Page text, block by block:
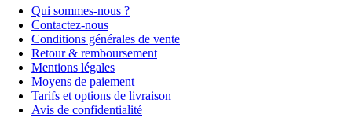
Qui sommes-nous ?
Contactez-nous
Conditions générales de vente
Retour & remboursement
Mentions légales
Moyens de paiement
Tarifs et options de livraison
Avis de confidentialité